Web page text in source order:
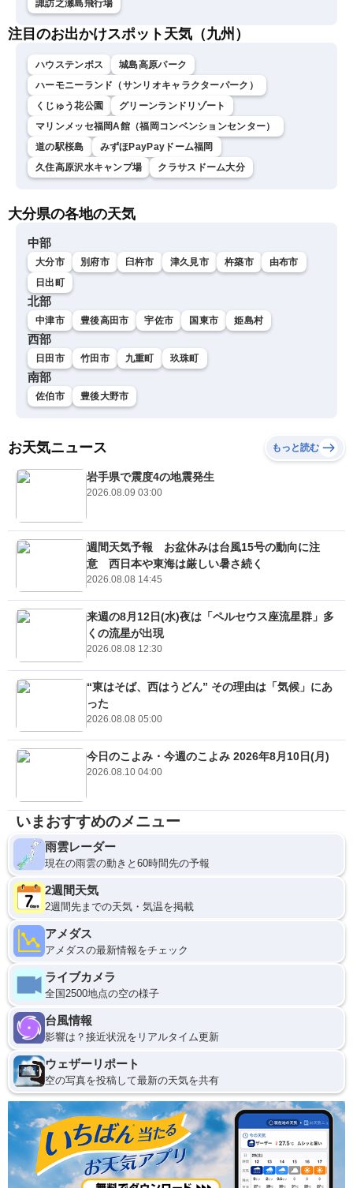
諏訪之瀬島飛行場
注目のお出かけスポット天気（九州）
ハウステンボス
城島高原パーク
ハーモニーランド（サンリオキャラクターパーク）
くじゅう花公園
グリーンランドリゾート
マリンメッセ福岡A館（福岡コンベンションセンター）
道の駅桜島
みずほPayPayドーム福岡
久住高原沢水キャンプ場
クラサスドーム大分
大分県の各地の天気
中部
大分市 別府市 臼杵市 津久見市 杵築市
由布市
日出町
北部
中津市 豊後高田市 宇佐市 国東市 姫島村
西部
日田市 竹田市 九重町 玖珠町
南部
佐伯市 豊後大野市
お天気ニュース もっと読む
岩手県で震度4の地震発生
2026.08.09 03:00
週間天気予報 お盆休みは台風15号の動向に注
意 西日本や東海は厳しい暑さ続く
2026.08.08 14:45
来週の8月12日(水)夜は「ペルセウス座流星群」多
くの流星が出現
2026.08.08 12:30
“東はそば、西はうどん” その理由は「気候」にあ
った
2026.08.08 05:00
今日のこよみ・今週のこよみ 2026年8月10日(月)
2026.08.10 04:00
いまおすすめのメニュー
雨雲レーダー
現在の雨雲の動きと60時間先の予報
2週間天気
2週間先までの天気・気温を掲載
アメダス
アメダスの最新情報をチェック
ライブカメラ
全国2500地点の空の様子
台風情報
影響は？接近状況をリアルタイム更新
ウェザーリポート
空の写真を投稿して最新の天気を共有